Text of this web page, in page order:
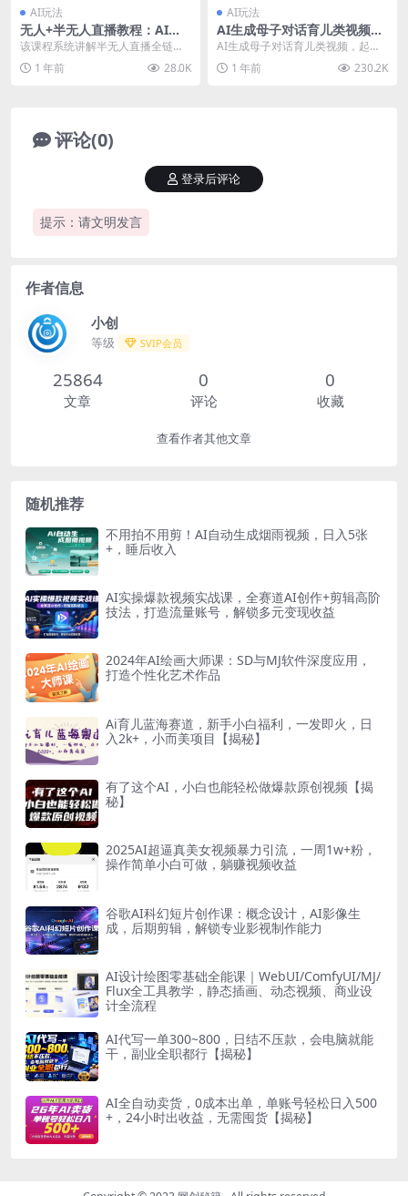
AI玩法
无人+半无人直播教程：AI工
具+场景搭建，0到1掌握核心
该课程系统讲解半无人直播全链路
技术，涵盖直播助手使用、起号策
略(微付费/自然流)...
1 年前 28.0K
AI玩法
AI生成母子对话育儿类视频，
起号快爆款多，小白宝妈轻松
AI生成母子对话育儿类视频，起号
快爆款多，小白宝妈轻松学，多渠
道变现，月入1W+...
1 年前 230.2K
评论(0)
提示：请文明发言
登录后评论
作者信息
小创
等级 SVIP会员
25864
文章
0
评论
0
收藏
查看作者其他文章
随机推荐
不用拍不用剪！AI自动生成烟雨视频，日入5张
+，睡后收入
AI实操爆款视频实战课，全赛道AI创作+剪辑高阶
技法，打造流量账号，解锁多元变现收益
2024年AI绘画大师课：SD与MJ软件深度应用，
打造个性化艺术作品
Ai育儿蓝海赛道，新手小白福利，一发即火，日
入2k+，小而美项目【揭秘】
有了这个AI，小白也能轻松做爆款原创视频【揭
秘】
2025AI超逼真美女视频暴力引流，一周1w+粉，
操作简单小白可做，躺赚视频收益
谷歌AI科幻短片创作课：概念设计，AI影像生
成，后期剪辑，解锁专业影视制作能力
AI设计绘图零基础全能课｜WebUI/ComfyUI/MJ/
Flux全工具教学，静态插画、动态视频、商业设
计全流程
AI代写一单300~800，日结不压款，会电脑就能
干，副业全职都行【揭秘】
AI全自动卖货，0成本出单，单账号轻松日入500
+，24小时出收益，无需囤货【揭秘】